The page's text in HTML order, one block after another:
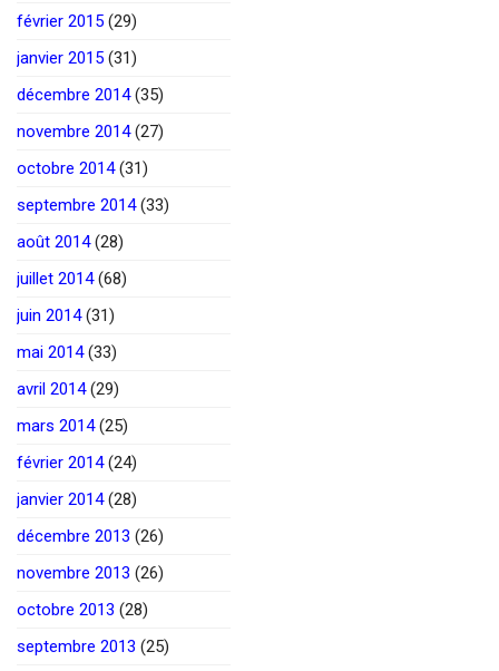
février 2015 (29)
janvier 2015 (31)
décembre 2014(35)
novembre 2014(27)
octobre 2014(31)
septembre 2014(33)
août 2014(28)
juillet 2014(68)
juin 2014(31)
mai 2014(33)
avril 2014(29)
mars 2014(25)
février 2014(24)
janvier 2014(28)
décembre 2013 (26)
novembre 2013 (26)
octobre 2013 (28)
septembre 2013 (25)